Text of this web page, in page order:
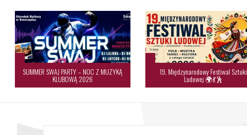
SUMMER SWAJ PARTY – NOC Z MUZYKĄ
KLUBOWĄ 2026
19. Międzynarodowy Festiwal Sztuki
Ludowej 🌍💃🕺